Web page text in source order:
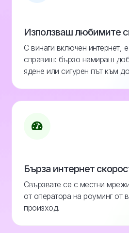
Използваш любимите
С винаги включен интернет,
справиш: бързо намираш
ядене или сигурен път към
Бърза интернет
Свързвате се с местни
от оператора на роуминг от
произход.